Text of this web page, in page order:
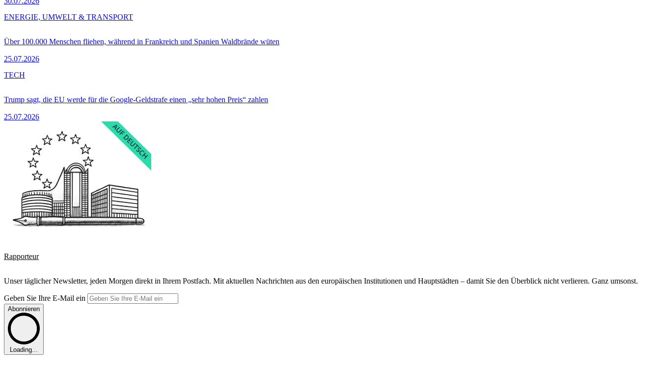
Über 100.000 Menschen fliehen, während in Frankreich und Spanien Waldbrände wüten
25.07.2026
ENERGIE, UMWELT & TRANSPORT
Trump sagt, die EU werde für die Google-Geldstrafe einen „sehr hohen Preis“ zahlen
25.07.2026
TECH
Rapporteur
Unser täglicher Newsletter, jeden Morgen direkt in Ihrem Postfach. Mit aktuellen Nachrichten aus den europäischen Institutionen und Hauptstädten – damit Sie den Überblick nicht verlieren. Ganz umsonst.
Geben Sie Ihre E-Mail ein
Abonnieren
Loading...